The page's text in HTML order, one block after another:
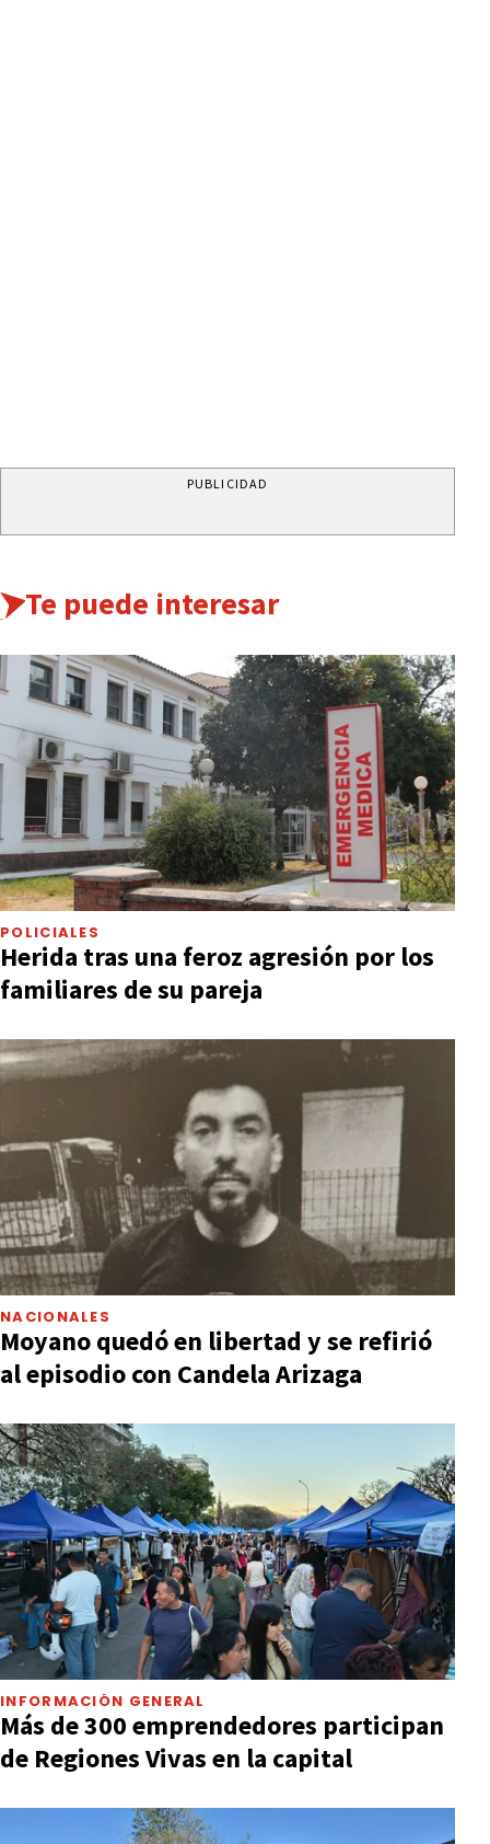
PUBLICIDAD
Te puede interesar
POLICIALES
Herida tras una feroz agresión por los
familiares de su pareja
NACIONALES
Moyano quedó en libertad y se refirió
al episodio con Candela Arizaga
INFORMACIÓN GENERAL
Más de 300 emprendedores participan
de Regiones Vivas en la capital